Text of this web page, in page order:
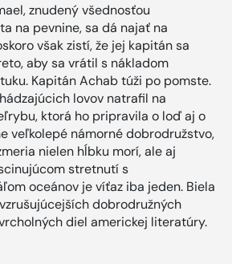
znudený všednosťou
na pevnine, sa dá najať na
však zistí, že jej kapitán sa
aby sa vrátil s nákladom
Kapitán Achab túži po pomste.
lovov natrafil na
ktorá ho pripravila o loď aj o
veľkolepé námorné dobrodružstvo,
nielen hĺbku morí, ale aj
stretnutí s
oceánov je víťaz iba jeden. Biela
dobrodružných
diel americkej literatúry.